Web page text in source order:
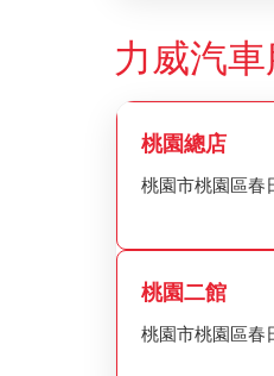
力威汽
桃園總店
桃園市桃園區春
桃園二館
桃園市桃園區春